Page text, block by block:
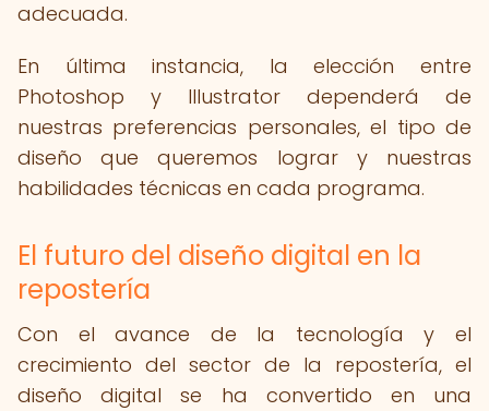
adecuada.
En última instancia, la elección entre
Photoshop y Illustrator dependerá de
nuestras preferencias personales, el tipo de
diseño que queremos lograr y nuestras
habilidades técnicas en cada programa.
El futuro del diseño digital en la
repostería
Con el avance de la tecnología y el
crecimiento del sector de la repostería, el
diseño digital se ha convertido en una